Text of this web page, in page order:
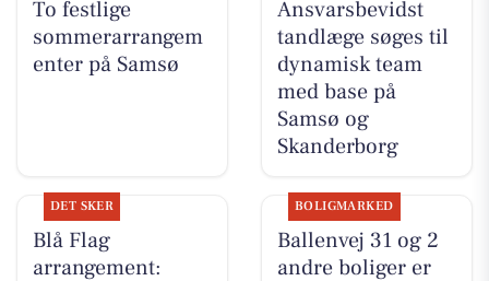
To festlige
sommerarrangem
enter på Samsø
Ansvarsbevidst
tandlæge søges til
dynamisk team
med base på
Samsø og
Skanderborg
DET SKER
Blå Flag
arrangement:
BOLIGMARKED
Ballenvej 31 og 2
andre boliger er